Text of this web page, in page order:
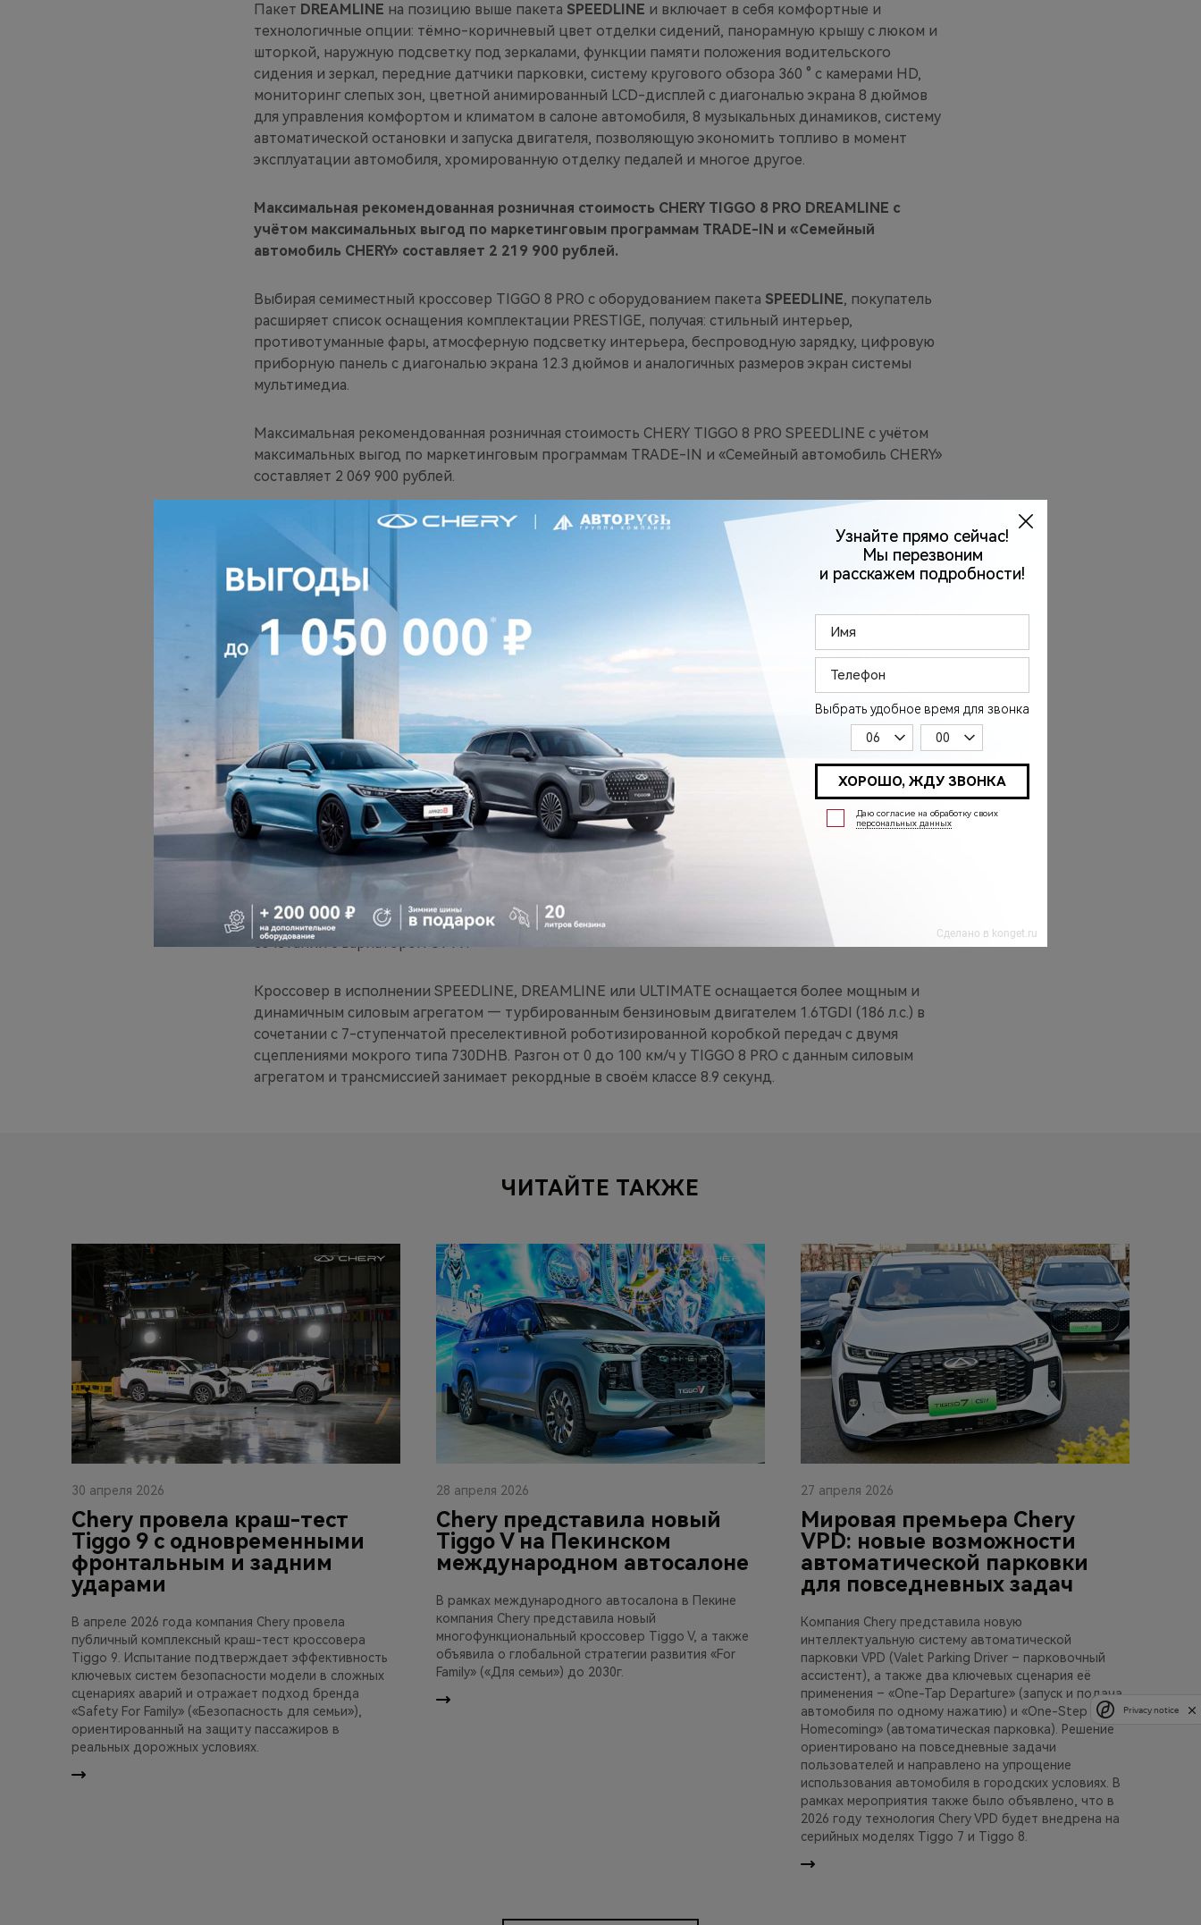
Пакет DREAMLINE на позицию выше пакета SPEEDLINE и включает в себя комфортные и
технологичные опции: тёмно-коричневый цвет отделки сидений, панорамную крышу с люком и
шторкой, наружную подсветку под зеркалами, функции памяти положения водительского
сидения и зеркал, передние датчики парковки, систему кругового обзора 360 ° с камерами HD,
мониторинг слепых зон, цветной анимированный LCD-дисплей с диагональю экрана 8 дюймов
для управления комфортом и климатом в салоне автомобиля, 8 музыкальных динамиков, систему
автоматической остановки и запуска двигателя, позволяющую экономить топливо в момент
эксплуатации автомобиля, хромированную отделку педалей и многое другое.
Максимальная рекомендованная розничная стоимость CHERY TIGGO 8 PRO DREAMLINE c
учётом максимальных выгод по маркетинговым программам TRADE-IN и «Семейный
автомобиль CHERY» составляет 2 219 900 рублей.
Выбирая семиместный кроссовер TIGGO 8 PRO с оборудованием пакета SPEEDLINE, покупатель
расширяет список оснащения комплектации PRESTIGE, получая: стильный интерьер,
противотуманные фары, атмосферную подсветку интерьера, беспроводную зарядку, цифровую
приборную панель с диагональю экрана 12.3 дюймов и аналогичных размеров экран системы
мультимедиа.
Максимальная рекомендованная розничная стоимость CHERY TIGGO 8 PRO SPEEDLINE c учётом
максимальных выгод по маркетинговым программам TRADE-IN и «Семейный автомобиль CHERY»
составляет 2 069 900 рублей.
TIGGO 8 PRO в комплектации PRESTIGE включает в себя обширный список оснащения: 18-
дюймовые литые диски, передние светодиодные ходовые огни, светодиодный основной свет и
задние фонари, электропривод складывания зеркал, камеру заднего вида с системой
динамической размётки, передние датчики парковки, систему кругового обзора 360 ° с HD-
камерами, шесть подушек безопасности, салон чёрного цвета из высококачественной экокожи,
полный зимний пакет, двузонный климат-контроль, электропривод задней двери багажника,
газовые упоры капота, датчик дождя, бесключевой доступ в салон и запуск двигателя кнопкой,
электрический стояночный тормоз с функцией AutoHold, дистанционный запуск двигателя,
круиз-контроль, цифровую панель приборов с экраном диагональю 7 дюймов,
мультимедийную систему с ёмкостным сенсорным экраном диагональю 10.25 дюймов и
сенсорную панель управления климатом в салоне, комплекс систем безопасности ESP BOSCH 9.3,
датчики давления в шинах и многое другое.
Максимальная рекомендованная розничная стоимость CHERY TIGGO 8 PRO в комплектации
PRESTIGE с учетом максимальных выгод по маркетинговым программам составляет: 1 869 900
рублей.
представлен высокоресурсным бензиновым двигателем 2.0 TURBO мощностью 170 л.с. в
сочетании с вариатором CVT9.
Кроссовер в исполнении SPEEDLINE, DREAMLINE или ULTIMATE оснащается более мощным и
динамичным силовым агрегатом — турбированным бензиновым двигателем 1.6TGDI (186 л.с.) в
сочетании с 7-ступенчатой преселективной роботизированной коробкой передач с двумя
сцеплениями мокрого типа 730DHB. Разгон от 0 до 100 км/ч у TIGGO 8 PRO c данным силовым
агрегатом и трансмиссией занимает рекордные в своём классе 8.9 секунд.
ЧИТАЙТЕ ТАКЖЕ
30 апреля 2026
Chery провела краш-тест
Tiggo 9 с одновременными
фронтальным и задним
ударами
В апреле 2026 года компания Chery провела
публичный комплексный краш-тест кроссовера
Tiggo 9. Испытание подтверждает эффективность
ключевых систем безопасности модели в сложных
сценариях аварий и отражает подход бренда
«Safety For Family» («Безопасность для семьи»),
ориентированный на защиту пассажиров в
реальных дорожных условиях.
28 апреля 2026
Chery представила новый
Tiggo V на Пекинском
международном автосалоне
В рамках международного автосалона в Пекине
компания Chery представила новый
многофункциональный кроссовер Tiggo V, а также
объявила о глобальной стратегии развития «For
Family» («Для семьи») до 2030г.
27 апреля 2026
Мировая премьера Chery
VPD: новые возможности
автоматической парковки
для повседневных задач
Компания Chery представила новую
интеллектуальную систему автоматической
парковки VPD (Valet Parking Driver – парковочный
ассистент), а также два ключевых сценария её
применения – «One-Tap Departure» (запуск и подача
автомобиля по одному нажатию) и «One-Step
Homecoming» (автоматическая парковка). Решение
ориентировано на повседневные задачи
пользователей и направлено на упрощение
использования автомобиля в городских условиях. В
рамках мероприятия также было объявлено, что в
2026 году технология Chery VPD будет внедрена на
серийных моделях Tiggo 7 и Tiggo 8.
Privacy notice